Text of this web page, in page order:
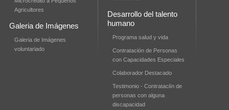
Agricultores
Galeria de Imágenes
Galeria de Imágenes
voluntariado
Desarrollo del talento
humano
Programa salud y vida
Contratación de Personas
con Capacidades Especiales
Colaborador Destacado
Testimonio - Contrataciïn de
personas con alguna
discapacidad